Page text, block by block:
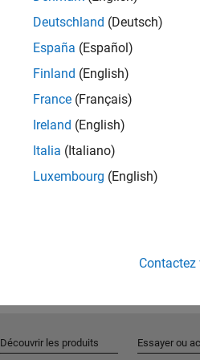
Deutschland (Deutsch)
España (Español)
Finland (English)
France (Français)
Ireland (English)
Italia (Italiano)
Luxembourg (English)
Contactez
Découvrir les produits Essayer ou